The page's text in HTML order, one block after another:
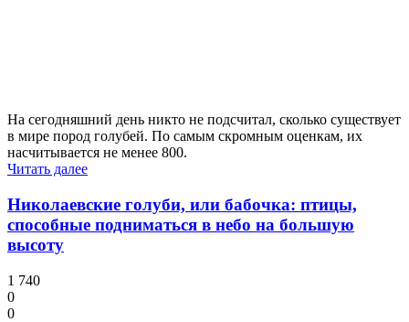
На сегодняшний день никто не подсчитал, сколько существует
в мире пород голубей. По самым скромным оценкам, их
насчитывается не менее 800.
Читать далее
Николаевские голуби, или бабочка: птицы,
способные подниматься в небо на большую
высоту
1 740
0
0